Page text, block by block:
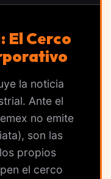
El Cerco
la noticia
Ante el
no emite
son las
propios
el cerco